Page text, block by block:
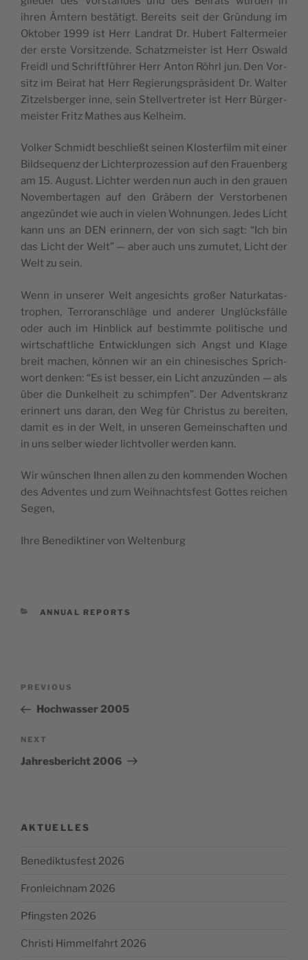
ihren Ämtern bestätigt. Bere­its seit der Grün­dung im
Okto­ber 1999 ist Herr Lan­drat Dr. Hubert Fal­ter­meier
der erste Vor­sitzende. Schatzmeis­ter ist Herr Oswald
Frei­dl und Schrift­führer Herr Anton Röhrl jun. Den Vor­
sitz im Beirat hat Herr Regierung­spräsi­dent Dr. Wal­ter
Zitzels­berg­er inne, sein Stel­lvertreter ist Herr Bürg­er­
meis­ter Fritz Math­es aus Kelheim.
Volk­er Schmidt beschließt seinen Kloster­film mit ein­er
Bild­se­quenz der Lichter­prozes­sion auf den Frauen­berg
am 15. August. Lichter wer­den nun auch in den grauen
Novem­berta­gen auf den Gräbern der Ver­stor­be­nen
angezün­det wie auch in vie­len Woh­nun­gen. Jedes Licht
kann uns an DEN erin­nern, der von sich sagt: “Ich bin
das Licht der Welt” — aber auch uns zumutet, Licht der
Welt zu sein.
Wenn in unser­er Welt angesichts großer Naturkatas­
tro­phen, Ter­ro­ran­schläge und ander­er Unglücks­fälle
oder auch im Hin­blick auf bes­timmte poli­tis­che und
wirtschaftliche Entwick­lun­gen sich Angst und Klage
bre­it machen, kön­nen wir an ein chi­ne­sis­ches Sprich­
wort denken: “Es ist bess­er, ein Licht anzuzün­den — als
über die Dunkel­heit zu schimpfen”. Der Adventskranz
erin­nert uns daran, den Weg für Chris­tus zu bere­it­en,
damit es in der Welt, in unseren Gemein­schaften und
in uns sel­ber wieder lichtvoller wer­den kann.
Wir wün­schen Ihnen allen zu den kom­menden Wochen
des Adventes und zum Wei­h­nachts­fest Gottes reichen
Segen,
Ihre Benedik­tin­er von Weltenburg
CATEGORIES
ANNUAL REPORTS
Previous
Post
PREVIOUS
Hochwasser 2005
Next
Post
NEXT
Jahresbericht 2006
AKTUELLES
Benediktusfest 2026
Fronleichnam 2026
Pfingsten 2026
Christi Himmelfahrt 2026